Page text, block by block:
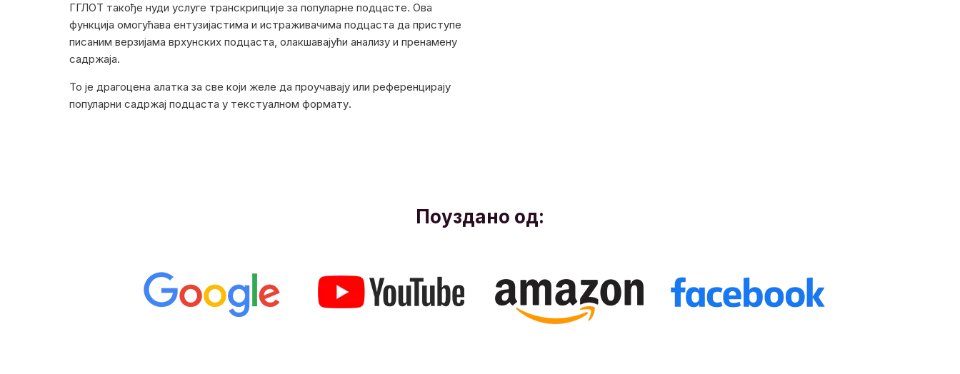
ГГЛОТ такође нуди услуге транскрипције за популарне подцасте. Ова
функција омогућава ентузијастима и истраживачима подцаста да приступе
писаним верзијама врхунских подцаста, олакшавајући анализу и пренамену
садржаја.
То је драгоцена алатка за све који желе да проучавају или референцирају
популарни садржај подцаста у текстуалном формату.
Поуздано од: